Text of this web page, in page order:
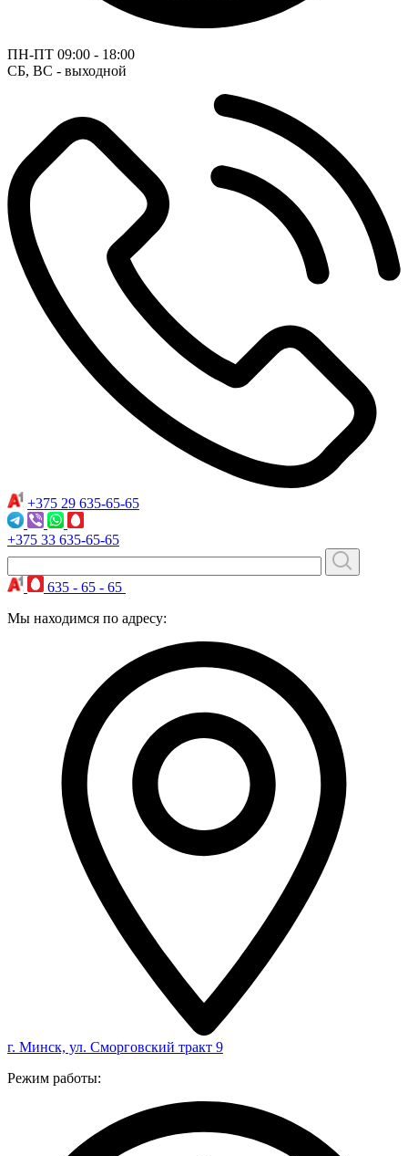
ПН-ПТ 09:00 - 18:00
СБ, ВС - выходной
+375 29 635-65-65
+375 33 635-65-65
635 - 65 - 65
Мы находимся по адресу:
г. Минск, ул. Сморговский тракт 9
Режим работы: